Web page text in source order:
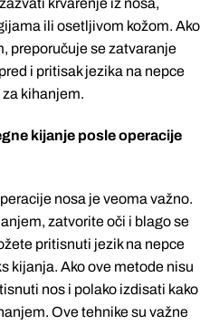
ili osetljivom kožom. Ako
preporučuje se zatvaranje
i pritisak jezika na nepce
kihanjem.
kijanje posle operacije
nosa je veoma važno.
zatvorite oči i blago se
pritisnuti jezik na nepce
kijanja. Ako ove metode nisu
nos i polako izdisati kako
Ove tehnike su važne